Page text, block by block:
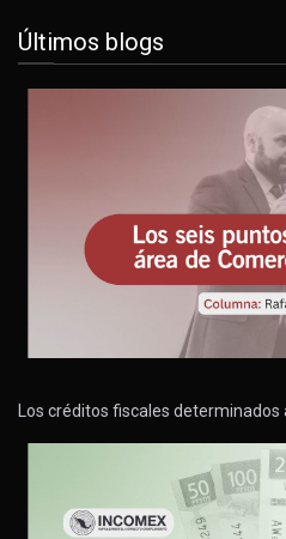
Últimos blogs
Los créditos fiscales determinados